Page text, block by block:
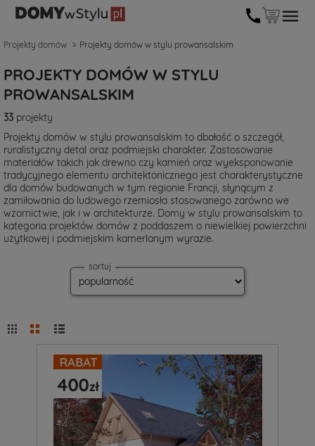
Projekty domów Projekty domów w stylu prowansalskim
PROJEKTY DOMÓW W STYLU
PROWANSALSKIM
33 projekty
Projekty domów w stylu prowansalskim to dbałość o szczegół,
ruralistyczny detal oraz podmiejski charakter. Zastosowanie
materiałów takich jak drewno czy kamień oraz wyeksponowanie
tradycyjnego elementu architektonicznego jest charakterystyczne
dla domów budowanych w tym regionie Francji, słynącym z
zamiłowania do ludowego rzemiosła stosowanego zarówno we
wzornictwie, jak i w architekturze. Domy w stylu prowansalskim to
kategoria projektów domów z poddaszem o niewielkiej powierzchni
użytkowej i podmiejskim kamerlanym wyrazie.
sortuj